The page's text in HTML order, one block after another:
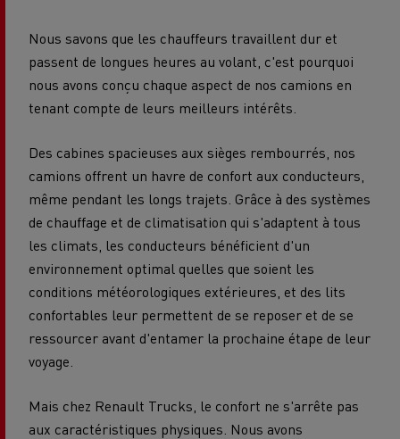
Nous savons que les chauffeurs travaillent dur et
passent de longues heures au volant, c'est pourquoi
nous avons conçu chaque aspect de nos camions en
tenant compte de leurs meilleurs intérêts.
Des cabines spacieuses aux sièges rembourrés, nos
camions offrent un havre de confort aux conducteurs,
même pendant les longs trajets. Grâce à des systèmes
de chauffage et de climatisation qui s'adaptent à tous
les climats, les conducteurs bénéficient d'un
environnement optimal quelles que soient les
conditions météorologiques extérieures, et des lits
confortables leur permettent de se reposer et de se
ressourcer avant d'entamer la prochaine étape de leur
voyage.
Mais chez Renault Trucks, le confort ne s'arrête pas
aux caractéristiques physiques. Nous avons